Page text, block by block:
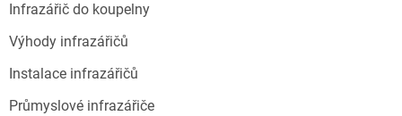
Infrazářič do koupelny
Výhody infrazářičů
Instalace infrazářičů
Průmyslové infrazářiče